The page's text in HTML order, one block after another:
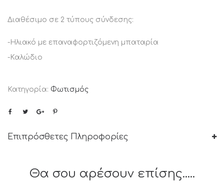
Διαθέσιμο σε 2 τύπους σύνδεσης:
-Ηλιακό με επαναφορτιζόμενη μπαταρία
-Καλώδιο
Κατηγορία: Φωτισμός
Επιπρόσθετες Πληροφορίες
Θα σου αρέσουν επίσης.....